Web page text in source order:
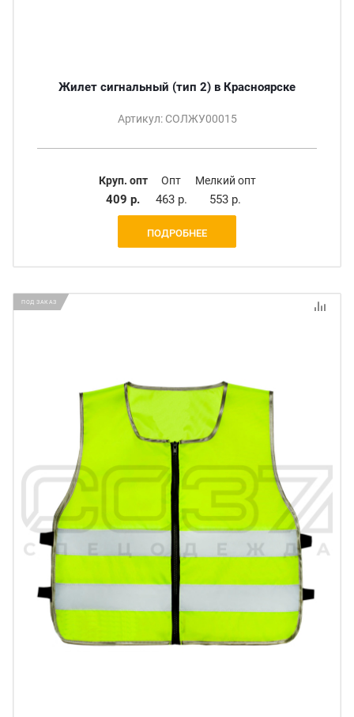
Жилет сигнальный (тип 2) в Красноярске
Артикул: СОЛЖУ00015
Круп. опт
409 р.
Опт
463 р.
Мелкий опт
553 р.
ПОДРОБНЕЕ
ПОД ЗАКАЗ